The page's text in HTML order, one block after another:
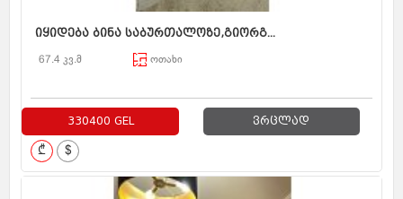
იყიდება ბინა საბურთალოზე,გიორგ...
67.4 კვ.მ ოთახი
330400 GEL ვრცლად
₾ $